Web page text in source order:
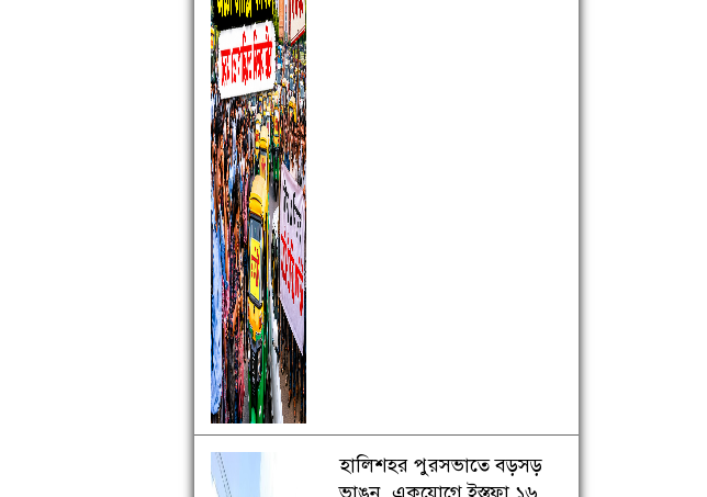
হালিশহর পুরসভাতে বড়সড়